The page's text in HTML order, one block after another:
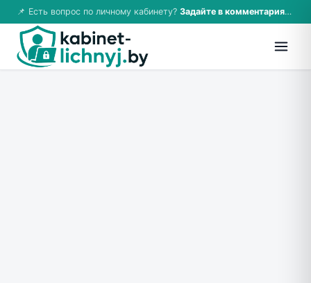
📌 Есть вопрос по личному кабинету? Задайте в комментариях — ответим!